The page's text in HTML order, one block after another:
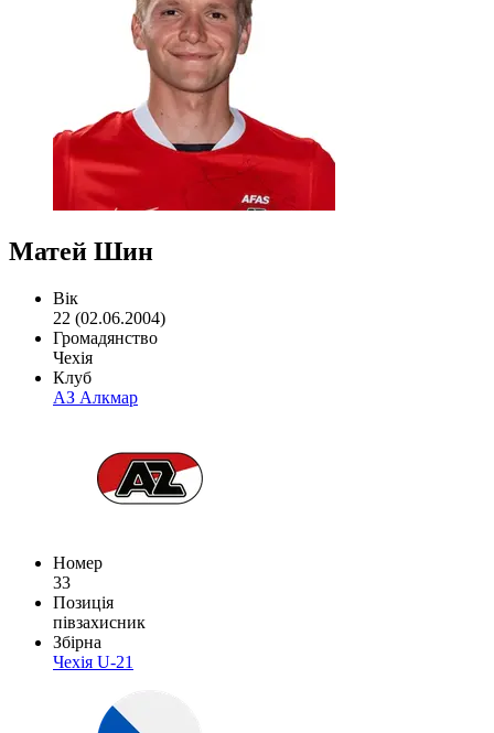
Матей Шин
Вік
22 (02.06.2004)
Громадянство
Чехія
Клуб
АЗ Алкмар
Номер
33
Позиція
півзахисник
Збірна
Чехія U-21